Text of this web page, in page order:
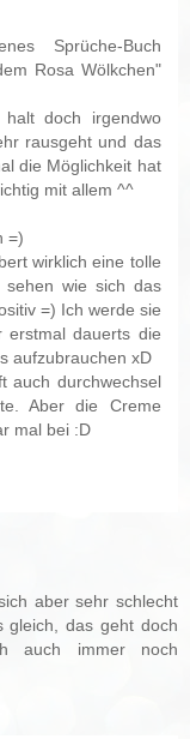
Sprüche-Buch
Rosa Wölkchen"
doch irgendwo
rausgeht und das
die Möglichkeit hat
mit allem ^^
=)
wirklich eine tolle
sehen wie sich das
=) Ich werde sie
erstmal dauerts die
aufzubrauchen xD
auch durchwechsel
Aber die Creme
mal bei :D
aber sehr schlecht
gleich, das geht doch
auch immer noch